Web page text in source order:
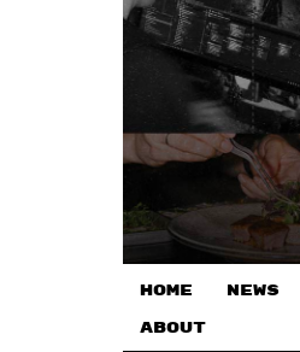
HOME NEWS
ABOUT